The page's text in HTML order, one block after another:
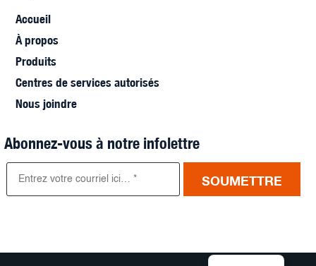
Accueil
À propos
Produits
Centres de services autorisés
Nous joindre
Abonnez-vous à notre infolettre
SOUMETTRE
English